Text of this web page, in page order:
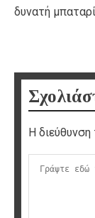
δυνατή
Η